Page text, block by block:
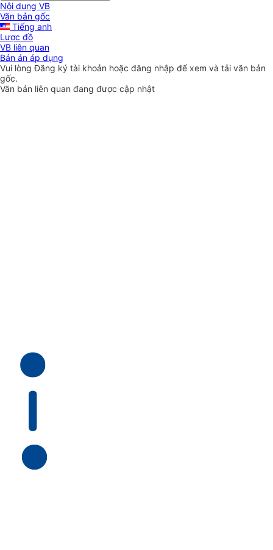
Nội dung VB
Văn bản gốc
Tiếng anh
Lược đồ
VB liên quan
Bản án áp dụng
Vui lòngĐăng ký tài khoản hoặc đăng nhập để xem và tải văn bản
gốc.
Văn bản liên quan đang được cập nhật